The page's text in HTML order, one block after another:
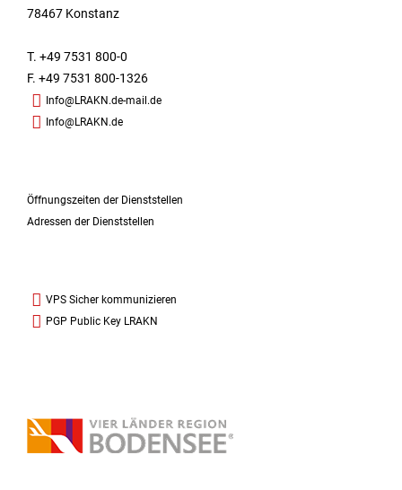
78467 Konstanz
T. +49 7531 800-0
F. +49 7531 800-1326
Info@LRAKN.de-mail.de
Info@LRAKN.de
Öffnungszeiten der Dienststellen
Adressen der Dienststellen
VPS Sicher kommunizieren
PGP Public Key LRAKN